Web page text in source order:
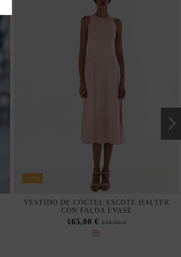
-50%
VESTIDO DE CÓCTEL ESCOTE HALTER
CON FALDA EVASÉ
165,00 €330,00 €